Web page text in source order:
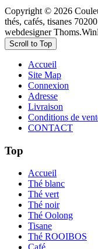
Copyright © 2026
thés, cafés, tisanes
webdesigner
Scroll to Top
Accueil
Site Map
Connexion
Adresse
Livraison
Conditions de
CONTACT
Top
Accueil
Thé blanc
Thé vert
Thé noir
Thé Oolong
Tisane
Thé ROOIBOS